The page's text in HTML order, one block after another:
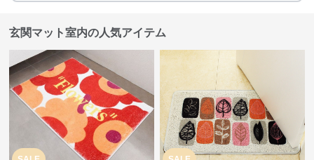
玄関マット室内の人気アイテム